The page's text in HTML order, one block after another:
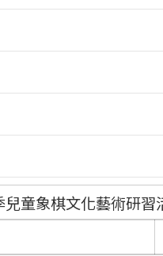
童象棋文化藝術研習